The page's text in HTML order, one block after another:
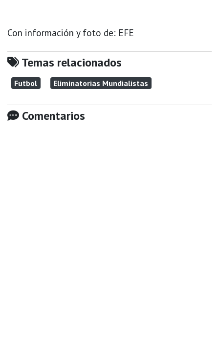
Con información y foto de: EFE
Temas relacionados
Futbol Eliminatorias Mundialistas
Comentarios